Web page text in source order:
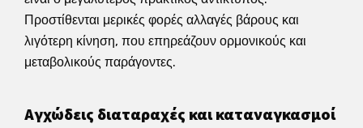
Προστίθενται μερικές φορές αλλαγές βάρους και
λιγότερη κίνηση, που επηρεάζουν ορμονικούς και
μεταβολικούς παράγοντες.
Αγχώδεις διαταραχές και καταναγκασμοί